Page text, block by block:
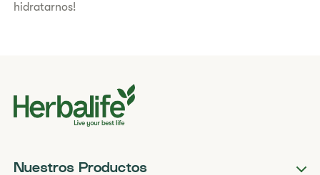
hidratarnos!
Nuestros Productos